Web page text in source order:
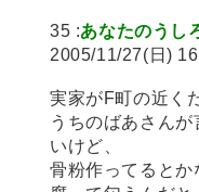
35 :あなたのうし
2005/11/27(日)
実家がF町の近く
うちのばあさん
いけど、
骨粉作ってると